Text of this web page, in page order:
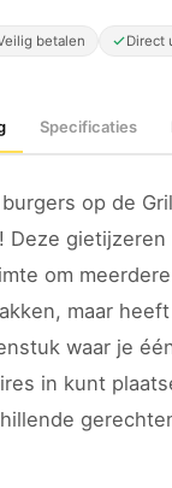
betalen Direct
Specificaties
op de
Deze
om
maar
waar je
in kunt